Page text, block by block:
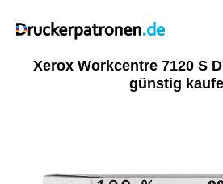
Xerox Workcentre 7120 S
günstig